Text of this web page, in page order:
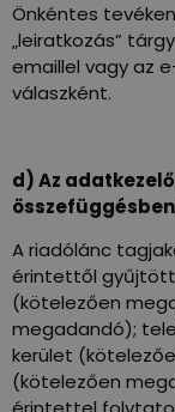
Önkéntes
„leiratkozás”
emaillel vagy az
válaszként.
d) Az
A riadólánc
érintettől gyűjtött
(kötelezően
megadandó);
kerület
(kötelezően